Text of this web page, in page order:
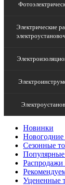
Электрические
Новинки
Новогодние
Сезонные
Распродажи
Уцененные